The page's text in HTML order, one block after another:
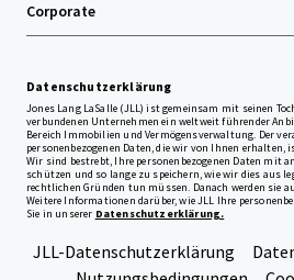
Corporate
Datenschutzerklärung
Jones Lang LaSalle (JLL) ist gemeinsam mit seinen
verbundenen Unternehmen ein weltweit führender
Bereich Immobilien und Vermögensverwaltung. Der
personenbezogenen Daten, die wir von Ihnen
Wir sind bestrebt, Ihre personenbezogenen Daten mit
schützen und so lange zu speichern, wie wir dies aus
rechtlichen Gründen tun müssen. Danach werden sie
Weitere Informationen darüber, wie JLL Ihre
Sie in unserer Datenschutzerklärung.
JLL-Datenschutzerklärung